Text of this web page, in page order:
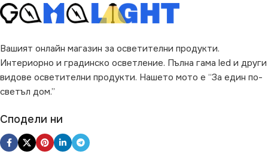
ФОРМА НА ЛАМПАТА
PAR16
ВИД НА КРУШКАТА
Вашият онлайн магазин за осветителни продукти.
Интериорно и градинско осветление. Пълна гама led и други
видове осветителни продукти. Нашето мото е “За един по-
светъл дом.”
Сподели ни